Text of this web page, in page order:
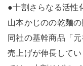
●十割さらなる活性
山本かじのの乾麺
同社の基幹商品「
売上げが伸長して